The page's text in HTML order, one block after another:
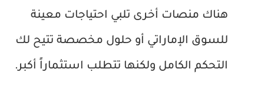
هناك منصات أخرى تلبي احتياجات معينة
للسوق الإماراتي أو حلول مخصصة تتيح لك
التحكم الكامل ولكنها تتطلب استثماراً أكبر.